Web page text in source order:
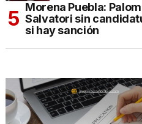
Morena Puebla:
Salvatori sin
si hay sanción